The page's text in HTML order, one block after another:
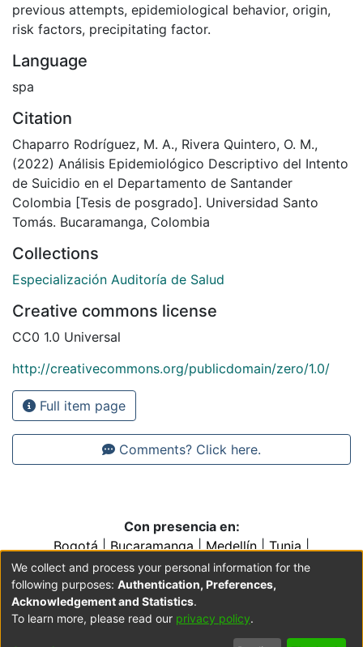
previous attempts, epidemiological behavior, origin,
risk factors, precipitating factor.
Language
spa
Citation
Chaparro Rodríguez, M. A., Rivera Quintero, O. M.,
(2022) Análisis Epidemiológico Descriptivo del Intento
de Suicidio en el Departamento de Santander
Colombia [Tesis de posgrado]. Universidad Santo
Tomás. Bucaramanga, Colombia
Collections
Especialización Auditoría de Salud
Creative commons license
CC0 1.0 Universal
http://creativecommons.org/publicdomain/zero/1.0/
Full item page
Comments? Click here.
Con presencia en:
Bogotá|Bucaramanga|Medellín|Tunja|
Villavicencio|Conventos y Colegios de la Orden de
Predicadores
We collect and process your personal information for the
following purposes: Authentication, Preferences,
Acknowledgement and Statistics.
To learn more, please read our privacy policy.